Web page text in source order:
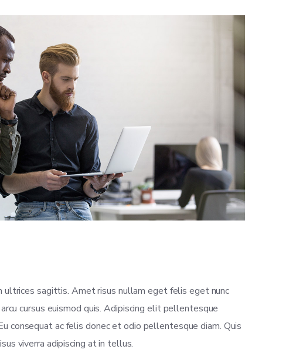
ultrices sagittis. Amet risus nullam eget felis eget nunc
cursus euismod quis. Adipiscing elit pellentesque
ac felis donec et odio pellentesque diam. Quis
viverra adipiscing at in tellus.